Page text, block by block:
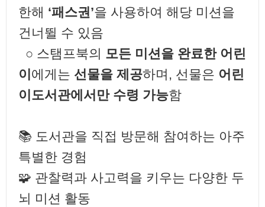
한해 ‘패스권’을 사용하여 해당 미션을
건너뛸 수 있음
○ 스탬프북의 모든 미션을 완료한 어린
이 에게는 선물을 제공하며, 선물은 어린
이도서관에서만 수령 가능함
📚 도서관을 직접 방문해 참여하는 아주
특별한 경험
🧩 관찰력과 사고력을 키우는 다양한 두
뇌 미션 활동